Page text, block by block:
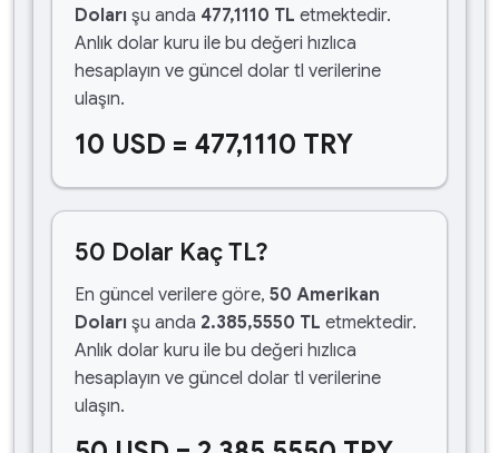
Doları şu anda 477,1110 TL etmektedir.
Anlık dolar kuru ile bu değeri hızlıca
hesaplayın ve güncel dolar tl verilerine
ulaşın.
10 USD = 477,1110 TRY
50 Dolar Kaç TL?
En güncel verilere göre, 50 Amerikan
Doları şu anda 2.385,5550 TL etmektedir.
Anlık dolar kuru ile bu değeri hızlıca
hesaplayın ve güncel dolar tl verilerine
ulaşın.